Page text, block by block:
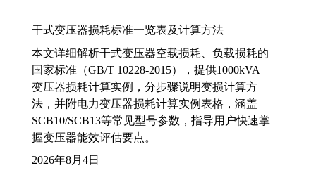
干式变压器损耗标准一览表及计算方法
本文详细解析干式变压器空载损耗、负载损耗的
国家标准（GB/T 10228-2015），提供1000kVA
变压器损耗计算实例，分步骤说明变损计算方
法，并附电力变压器损耗计算实例表格，涵盖
SCB10/SCB13等常见型号参数，指导用户快速掌
握变压器能效评估要点。
2026年8月4日